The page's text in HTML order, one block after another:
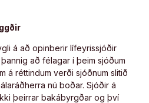
á að opinberir lífeyrissjóðir
að félagar í þeim sjóðum
á réttindum verði sjóðnum slitið
nú boðar. Sjóðir á
þeirrar bakábyrgðar og því